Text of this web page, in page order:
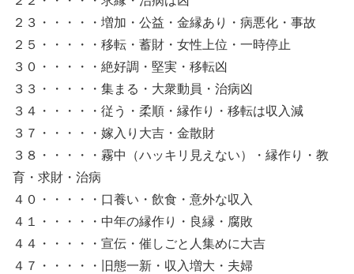
２３・・・・・増加・公益・金縁あり・病悪化・事故
２５・・・・・移転・蓄財・女性上位・一時停止
３０・・・・・絶好調・堅実・移転凶
３３・・・・・集まる・大衆動員・治病凶
３４・・・・・従う・柔順・縁作り・移転は収入減
３７・・・・・嫁入り大吉・金散財
３８・・・・・霧中（ハッキリ見えない）・縁作り・教
育・求財・治病
４０・・・・・口養い・飲食・意外な収入
４１・・・・・中年の縁作り・良縁・腐敗
４４・・・・・宣伝・催しごと人集めに大吉
４７・・・・・旧態一新・収入増大・夫婦